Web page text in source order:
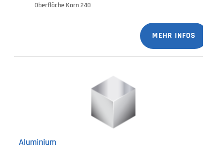
Oberfläche Korn 240
MEHR INFOS
Aluminium